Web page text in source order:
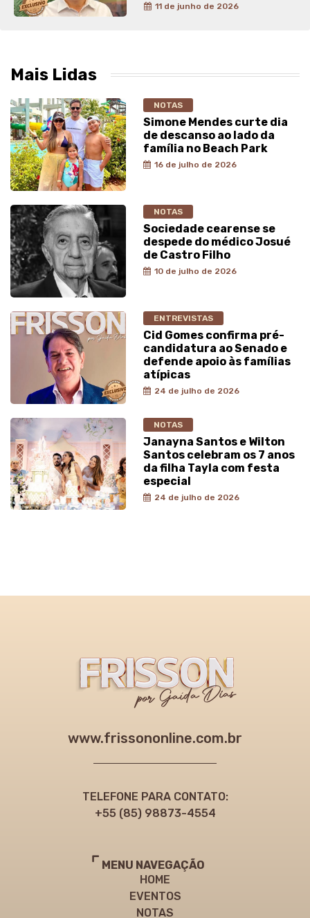
11 de junho de 2026
Mais Lidas
NOTAS
Simone Mendes curte dia
de descanso ao lado da
família no Beach Park
16 de julho de 2026
NOTAS
Sociedade cearense se
despede do médico Josué
de Castro Filho
10 de julho de 2026
ENTREVISTAS
Cid Gomes confirma pré-
candidatura ao Senado e
defende apoio às famílias
atípicas
24 de julho de 2026
NOTAS
Janayna Santos e Wilton
Santos celebram os 7 anos
da filha Tayla com festa
especial
24 de julho de 2026
www.frissononline.com.br
TELEFONE PARA CONTATO:
+55 (85) 98873-4554
MENU NAVEGAÇÃO
HOME
EVENTOS
NOTAS